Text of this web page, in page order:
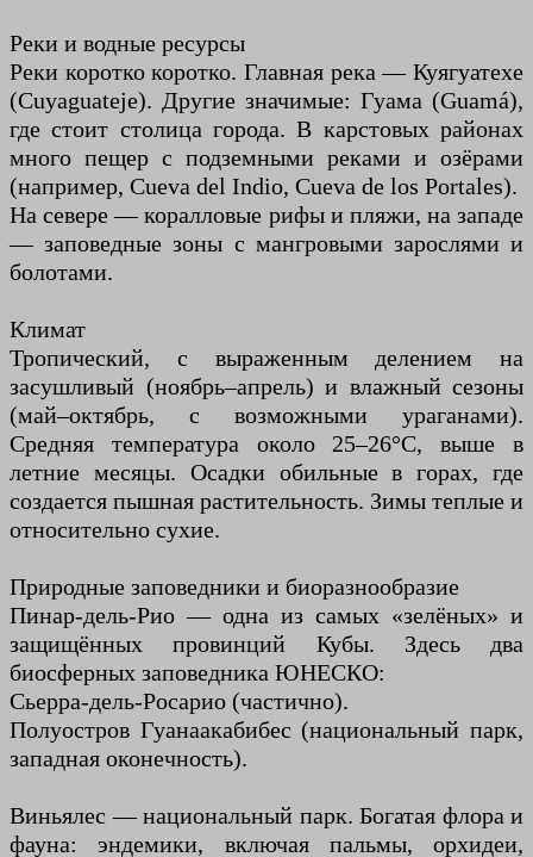
Реки и водные ресурсы
Реки коротко коротко. Главная река — Куягуатехе
(Cuyaguateje). Другие значимые: Гуама (Guamá),
где стоит столица города. В карстовых районах
много пещер с подземными реками и озёрами
(например, Cueva del Indio, Cueva de los Portales).
На севере — коралловые рифы и пляжи, на западе
— заповедные зоны с мангровыми зарослями и
болотами.
Климат
Тропический, с выраженным делением на
засушливый (ноябрь–апрель) и влажный сезоны
(май–октябрь, с возможными ураганами).
Средняя температура около 25–26°C, выше в
летние месяцы. Осадки обильные в горах, где
создается пышная растительность. Зимы теплые и
относительно сухие.
Природные заповедники и биоразнообразие
Пинар-дель-Рио — одна из самых «зелёных» и
защищённых провинций Кубы. Здесь два
биосферных заповедника ЮНЕСКО:
Сьерра-дель-Росарио (частично).
Полуостров Гуанаакабибес (национальный парк,
западная оконечность).
Виньялес — национальный парк. Богатая флора и
фауна: эндемики, включая пальмы, орхидеи,